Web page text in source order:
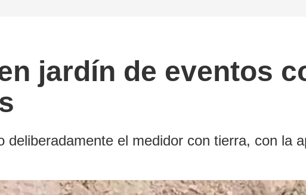
jardín de eventos
el medidor con tierra, con la